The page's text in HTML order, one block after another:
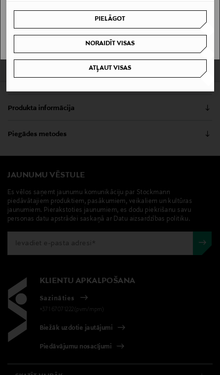
PIELĀGOT
NORAIDĪT VISAS
ATĻAUT VISAS
Piegādes laiks redzams iepirkumu grozā, balstoties uz tajā ievietotajiem
Pārbaudi zemāk preces pieejamību veikalā un iespēju rezervēt.
Rīga
Produkta informācija
viena no Somijas iecienītākajām trauku kolekcijām. Tā
iestatījumam. Porcelāna trauki ir droši ledusskapī,
trauku mazgājamā mašīnā, mikroviļņu krāsnī un
cepeškrāsnī.
Produkta numurs
139280267
Materiāls
Kopšanas instrukcijas
Trauku mazgājamās mašīnas drošs
Krāsa
PELLAVA
Piegādes metodes
0,00 € – 4,90 €
JAUNUMU VĒSTULE
Es vēlos saņemt jaunumu komunikāciju par Stockmann
piedāvātajiem produktiem, pasākumiem, veikaliem un kultūras
jaunumiem. Pierakstoties jaunumiem, es dodu piekrišanu savu
personas datu apstrādei saskaņā ar Datu aizsardzības politiku.
KLIENTU APKALPOŠANA
Sazināties
+371 67071222(pvm/mpm)
Biežāk uzdotie jautājumi
Piedāvājumu nosacījumi
I UNDERSTAND